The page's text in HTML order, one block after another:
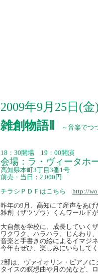
2009年9月25日(
雑創物語Ⅱ
～音楽でつ
18：30開場 19：00開演
会場：ラ・ヴィータホ
高知県本町3丁目3番1号
前売・当日：2,000円
チラシＰＤＦはこちら http://
昨年の9月、高知にて産声をあげ
雑創（ザツゾウ）くんワールド
大自然を学校に、成長していく
ワクワク、ハラハラ、じんわり
音楽と手書きの絵によるイマジ
今年もぜひ、楽しみにいらしてく
2部は、ヴァイオリン・ピアノに
タイスの瞑想曲や月の光など、